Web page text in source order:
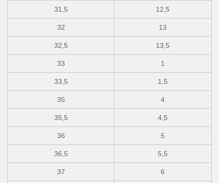
31,5 12,5
32 13
32,5 13,5
33 1
33,5 1,5
35 4
35,5 4,5
36 5
36,5 5,5
37 6